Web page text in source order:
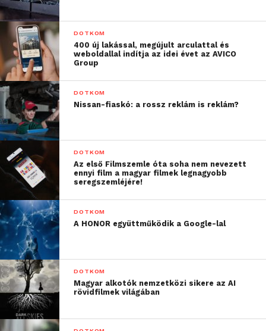
DOTKOM
400 új lakással, megújult arculattal és
weboldallal indítja az idei évet az AVICO
Group
DOTKOM
Nissan-fiaskó: a rossz reklám is reklám?
DOTKOM
Az első Filmszemle óta soha nem nevezett
ennyi film a magyar filmek legnagyobb
seregszemléjére!
DOTKOM
A HONOR együttműködik a Google-lal
DOTKOM
Magyar alkotók nemzetközi sikere az AI
rövidfilmek világában